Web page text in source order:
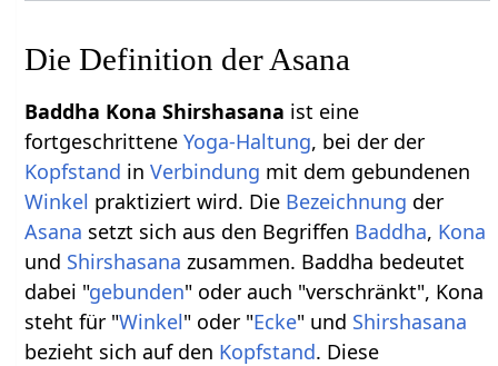
Die Definition der Asana
Baddha Kona Shirshasana ist eine
fortgeschritteneYoga-Haltung, bei der der
Kopfstand inVerbindung mit dem gebundenen
Winkel praktiziert wird. Die Bezeichnung der
Asana setzt sich aus den Begriffen Baddha, Kona
und Shirshasana zusammen. Baddha bedeutet
dabei "gebunden" oder auch "verschränkt", Kona
steht für "Winkel" oder "Ecke" und Shirshasana
bezieht sich auf den Kopfstand. Diese